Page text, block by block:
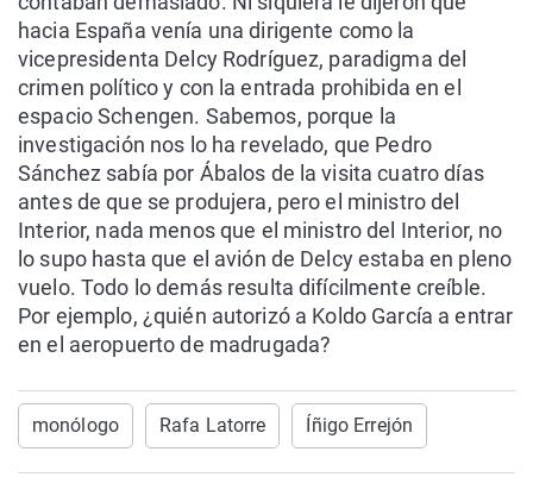
hacia España venía una dirigente como la
vicepresidenta Delcy Rodríguez, paradigma del
crimen político y con la entrada prohibida en el
espacio Schengen. Sabemos, porque la
investigación nos lo ha revelado, que Pedro
Sánchez sabía por Ábalos de la visita cuatro días
antes de que se produjera, pero el ministro del
Interior, nada menos que el ministro del Interior, no
lo supo hasta que el avión de Delcy estaba en pleno
vuelo. Todo lo demás resulta difícilmente creíble.
Por ejemplo, ¿quién autorizó a Koldo García a entrar
en el aeropuerto de madrugada?
monólogo Rafa Latorre Íñigo Errejón